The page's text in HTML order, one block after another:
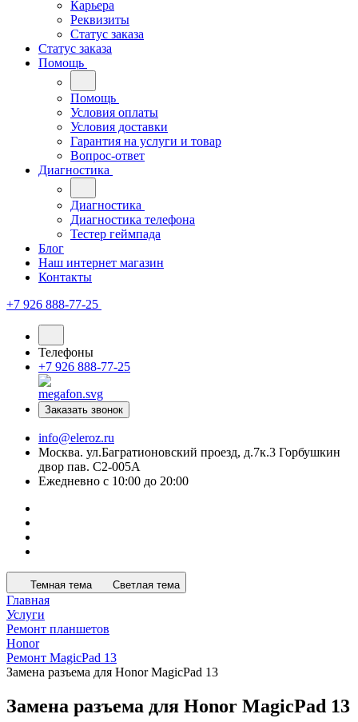
Карьера
Реквизиты
Статус заказа
Статус заказа
Помощь
Помощь
Условия оплаты
Условия доставки
Гарантия на услуги и товар
Вопрос-ответ
Диагностика
Диагностика
Диагностика телефона
Тестер геймпада
Блог
Наш интернет магазин
Контакты
+7 926 888-77-25
Телефоны
+7 926 888-77-25
Заказать звонок
info@eleroz.ru
Москва. ул.Багратионовский проезд, д.7к.3 Горбушкин
двор пав. C2-005A
Ежедневно с 10:00 до 20:00
Темная тема Светлая тема
Главная
Услуги
Ремонт планшетов
Honor
Ремонт MagicPad 13
Замена разъема для Honor MagicPad 13
Замена разъема для Honor MagicPad 13